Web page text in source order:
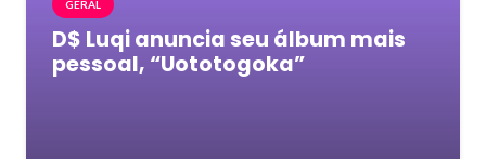
GERAL
D$ Luqi anuncia seu álbum mais
pessoal, “Uototogoka”